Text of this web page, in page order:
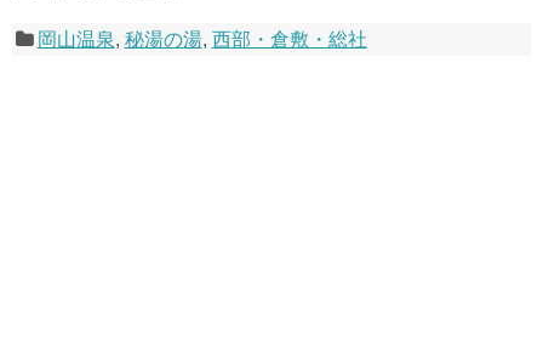
岡山温泉, 秘湯の湯, 西部・倉敷・総社